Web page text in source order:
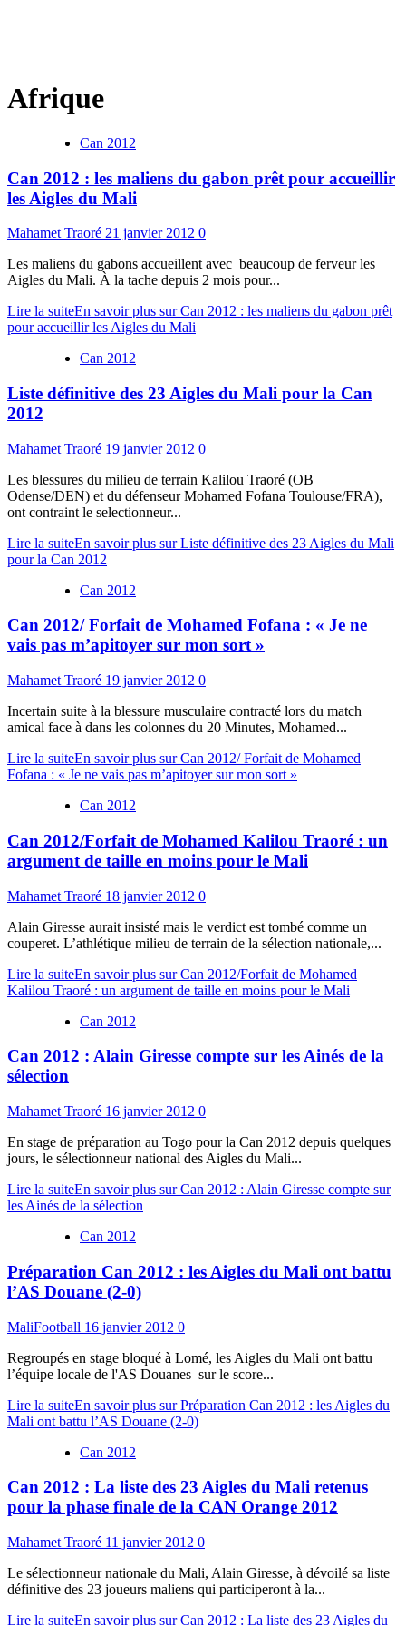
Afrique
Can 2012
Can 2012 : les maliens du gabon prêt pour accueillir
les Aigles du Mali
Mahamet Traoré 21 janvier 2012 0
Les maliens du gabons accueillent avec beaucoup de ferveur les
Aigles du Mali. À la tache depuis 2 mois pour...
Lire la suiteEn savoir plus sur Can 2012 : les maliens du gabon prêt
pour accueillir les Aigles du Mali
Can 2012
Liste définitive des 23 Aigles du Mali pour la Can
2012
Mahamet Traoré 19 janvier 2012 0
Les blessures du milieu de terrain Kalilou Traoré (OB
Odense/DEN) et du défenseur Mohamed Fofana Toulouse/FRA),
ont contraint le selectionneur...
Lire la suiteEn savoir plus sur Liste définitive des 23 Aigles du Mali
pour la Can 2012
Can 2012
Can 2012/ Forfait de Mohamed Fofana : « Je ne
vais pas m’apitoyer sur mon sort »
Mahamet Traoré 19 janvier 2012 0
Incertain suite à la blessure musculaire contracté lors du match
amical face à dans les colonnes du 20 Minutes, Mohamed...
Lire la suiteEn savoir plus sur Can 2012/ Forfait de Mohamed
Fofana : « Je ne vais pas m’apitoyer sur mon sort »
Can 2012
Can 2012/Forfait de Mohamed Kalilou Traoré : un
argument de taille en moins pour le Mali
Mahamet Traoré 18 janvier 2012 0
Alain Giresse aurait insisté mais le verdict est tombé comme un
couperet. L’athlétique milieu de terrain de la sélection nationale,...
Lire la suiteEn savoir plus sur Can 2012/Forfait de Mohamed
Kalilou Traoré : un argument de taille en moins pour le Mali
Can 2012
Can 2012 : Alain Giresse compte sur les Ainés de la
sélection
Mahamet Traoré 16 janvier 2012 0
En stage de préparation au Togo pour la Can 2012 depuis quelques
jours, le sélectionneur national des Aigles du Mali...
Lire la suiteEn savoir plus sur Can 2012 : Alain Giresse compte sur
les Ainés de la sélection
Can 2012
Préparation Can 2012 : les Aigles du Mali ont battu
l’AS Douane (2-0)
MaliFootball 16 janvier 2012 0
Regroupés en stage bloqué à Lomé, les Aigles du Mali ont battu
l’équipe locale de l'AS Douanes sur le score...
Lire la suiteEn savoir plus sur Préparation Can 2012 : les Aigles du
Mali ont battu l’AS Douane (2-0)
Can 2012
Can 2012 : La liste des 23 Aigles du Mali retenus
pour la phase finale de la CAN Orange 2012
Mahamet Traoré 11 janvier 2012 0
Le sélectionneur nationale du Mali, Alain Giresse, à dévoilé sa liste
définitive des 23 joueurs maliens qui participeront à la...
Lire la suiteEn savoir plus sur Can 2012 : La liste des 23 Aigles du